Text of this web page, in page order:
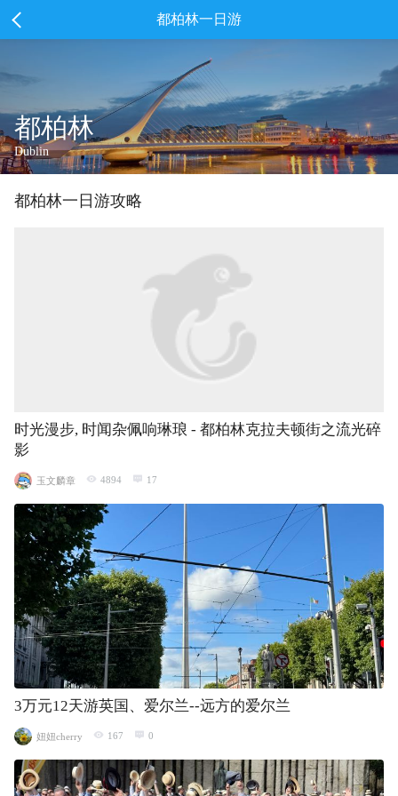
都柏林一日游
都柏林
Dublin
都柏林一 日游攻略
时光漫步, 时闻杂佩响琳琅 - 都柏林克拉夫顿街之流光碎
影
玉文麟章 4894 17
3万元12天游英国、爱尔兰--远方的爱尔兰
妞妞cherry 167 0